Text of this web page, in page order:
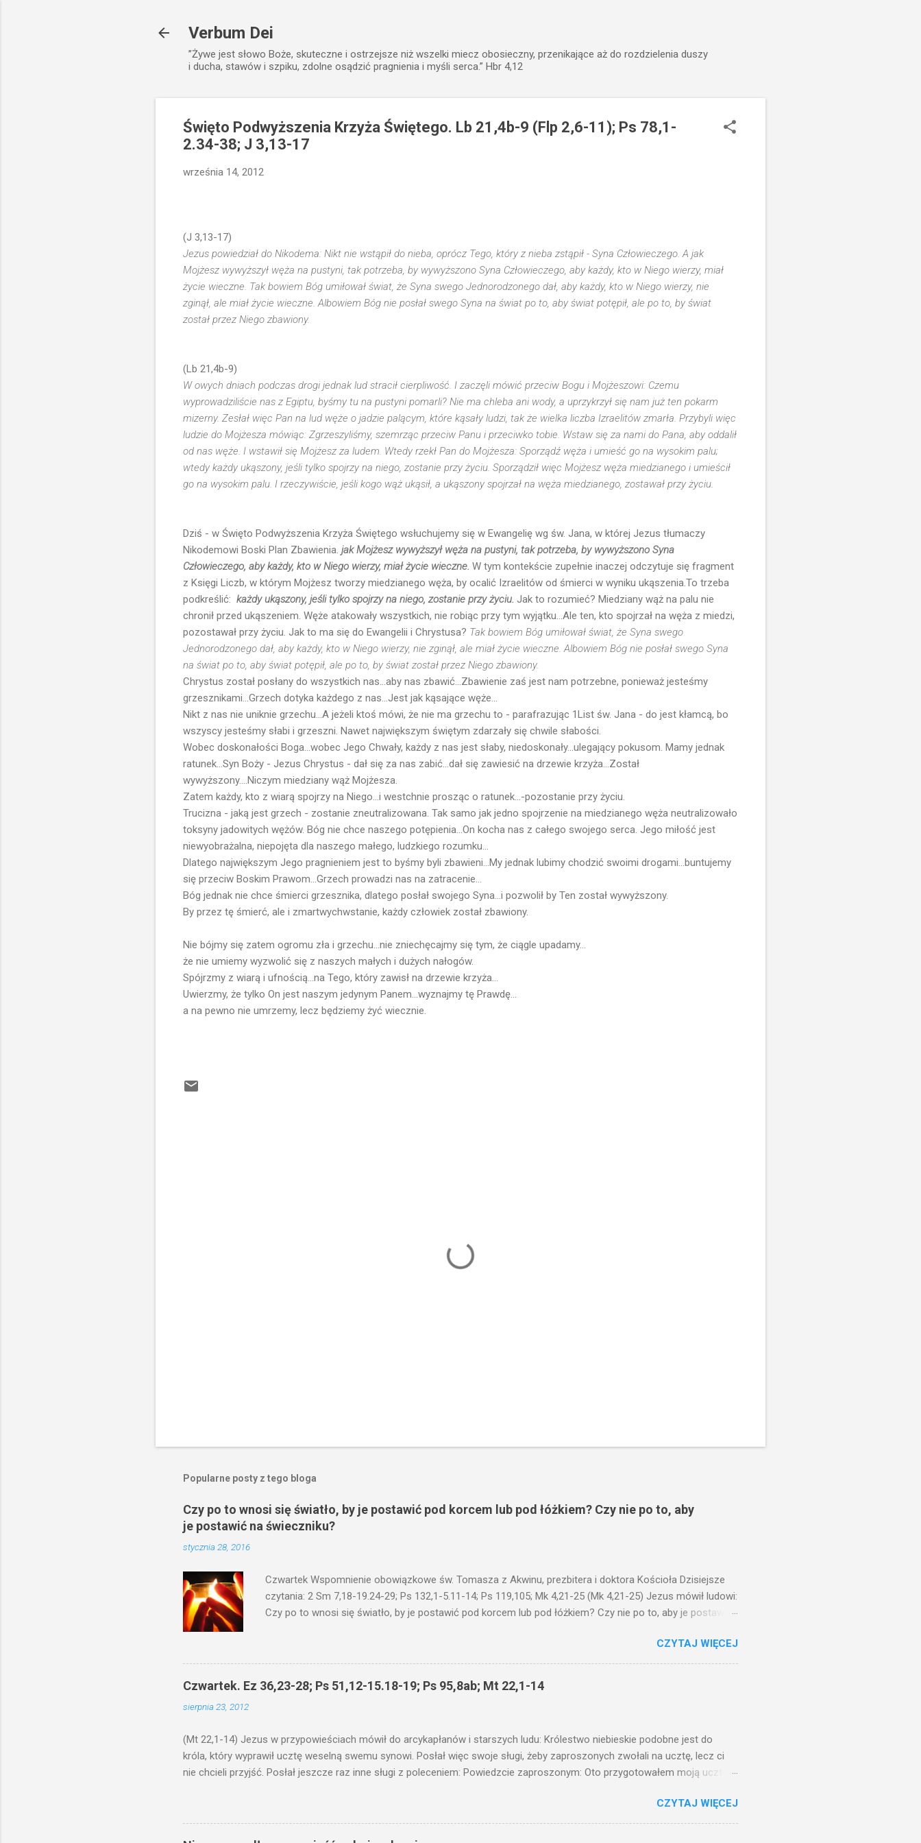
Verbum Dei
”Żywe jest słowo Boże, skuteczne i ostrzejsze niż wszelki miecz obosieczny, przenikające aż do rozdzielenia duszy
i ducha, stawów i szpiku, zdolne osądzić pragnienia i myśli serca.” Hbr 4,12
Święto Podwyższenia Krzyża Świętego. Lb 21,4b-9 (Flp 2,6-11); Ps 78,1-
2.34-38; J 3,13-17
września 14, 2012
(J 3,13-17)
Jezus powiedział do Nikodema: Nikt nie wstąpił do nieba, oprócz Tego, który z nieba zstąpił - Syna Człowieczego. A jak
Mojżesz wywyższył węża na pustyni, tak potrzeba, by wywyższono Syna Człowieczego, aby każdy, kto w Niego wierzy, miał
życie wieczne. Tak bowiem Bóg umiłował świat, że Syna swego Jednorodzonego dał, aby każdy, kto w Niego wierzy, nie
zginął, ale miał życie wieczne. Albowiem Bóg nie posłał swego Syna na świat po to, aby świat potępił, ale po to, by świat
został przez Niego zbawiony.
(Lb 21,4b-9)
W owych dniach podczas drogi jednak lud stracił cierpliwość. I zaczęli mówić przeciw Bogu i Mojżeszowi: Czemu
wyprowadziliście nas z Egiptu, byśmy tu na pustyni pomarli? Nie ma chleba ani wody, a uprzykrzył się nam już ten pokarm
mizerny. Zesłał więc Pan na lud węże o jadzie palącym, które kąsały ludzi, tak że wielka liczba Izraelitów zmarła. Przybyli więc
ludzie do Mojżesza mówiąc: Zgrzeszyliśmy, szemrząc przeciw Panu i przeciwko tobie. Wstaw się za nami do Pana, aby oddalił
od nas węże. I wstawił się Mojżesz za ludem. Wtedy rzekł Pan do Mojżesza: Sporządź węża i umieść go na wysokim palu;
wtedy każdy ukąszony, jeśli tylko spojrzy na niego, zostanie przy życiu. Sporządził więc Mojżesz węża miedzianego i umieścił
go na wysokim palu. I rzeczywiście, jeśli kogo wąż ukąsił, a ukąszony spojrzał na węża miedzianego, zostawał przy życiu.
Dziś - w Święto Podwyższenia Krzyża Świętego wsłuchujemy się w Ewangelię wg św. Jana, w której Jezus tłumaczy
Nikodemowi Boski Plan Zbawienia. jak Mojżesz wywyższył węża na pustyni, tak potrzeba, by wywyższono Syna
Człowieczego, aby każdy, kto w Niego wierzy, miał życie wieczne. W tym kontekście zupełnie inaczej odczytuje się fragment
z Księgi Liczb, w którym Mojżesz tworzy miedzianego węża, by ocalić Izraelitów od śmierci w wyniku ukąszenia.To trzeba
podkreślić: każdy ukąszony, jeśli tylko spojrzy na niego, zostanie przy życiu. Jak to rozumieć? Miedziany wąż na palu nie
chronił przed ukąszeniem. Węże atakowały wszystkich, nie robiąc przy tym wyjątku...Ale ten, kto spojrzał na węża z miedzi,
pozostawał przy życiu. Jak to ma się do Ewangelii i Chrystusa? Tak bowiem Bóg umiłował świat, że Syna swego
Jednorodzonego dał, aby każdy, kto w Niego wierzy, nie zginął, ale miał życie wieczne. Albowiem Bóg nie posłał swego Syna
na świat po to, aby świat potępił, ale po to, by świat został przez Niego zbawiony.
Chrystus został posłany do wszystkich nas...aby nas zbawić...Zbawienie zaś jest nam potrzebne, ponieważ jesteśmy
grzesznikami...Grzech dotyka każdego z nas...Jest jak kąsające węże...
Nikt z nas nie uniknie grzechu...A jeżeli ktoś mówi, że nie ma grzechu to - parafrazując 1List św. Jana - do jest kłamcą, bo
wszyscy jesteśmy słabi i grzeszni. Nawet największym świętym zdarzały się chwile słabości.
Wobec doskonałości Boga...wobec Jego Chwały, każdy z nas jest słaby, niedoskonały...ulegający pokusom. Mamy jednak
ratunek...Syn Boży - Jezus Chrystus - dał się za nas zabić...dał się zawiesić na drzewie krzyża...Został
wywyższony....Niczym miedziany wąż Mojżesza.
Zatem każdy, kto z wiarą spojrzy na Niego...i westchnie prosząc o ratunek...-pozostanie przy życiu.
Trucizna - jaką jest grzech - zostanie zneutralizowana. Tak samo jak jedno spojrzenie na miedzianego węża neutralizowało
toksyny jadowitych wężów. Bóg nie chce naszego potępienia...On kocha nas z całego swojego serca. Jego miłość jest
niewyobrażalna, niepojęta dla naszego małego, ludzkiego rozumku...
Dlatego największym Jego pragnieniem jest to byśmy byli zbawieni...My jednak lubimy chodzić swoimi drogami...buntujemy
się przeciw Boskim Prawom...Grzech prowadzi nas na zatracenie...
Bóg jednak nie chce śmierci grzesznika, dlatego posłał swojego Syna...i pozwolił by Ten został wywyższony.
By przez tę śmierć, ale i zmartwychwstanie, każdy człowiek został zbawiony.
Nie bójmy się zatem ogromu zła i grzechu...nie zniechęcajmy się tym, że ciągle upadamy...
że nie umiemy wyzwolić się z naszych małych i dużych nałogów.
Spójrzmy z wiarą i ufnością...na Tego, który zawisł na drzewie krzyża...
Uwierzmy, że tylko On jest naszym jedynym Panem...wyznajmy tę Prawdę...
a na pewno nie umrzemy, lecz będziemy żyć wiecznie.
Popularne posty z tego bloga
Czy po to wnosi się światło, by je postawić pod korcem lub pod łóżkiem? Czy nie po to, aby
je postawić na świeczniku?
stycznia 28, 2016
Czwartek Wspomnienie obowiązkowe św. Tomasza z Akwinu, prezbitera i doktora Kościoła Dzisiejsze
czytania: 2 Sm 7,18-19.24-29; Ps 132,1-5.11-14; Ps 119,105; Mk 4,21-25 (Mk 4,21-25) Jezus mówił ludowi:
Czy po to wnosi się światło, by je postawić pod korcem lub pod łóżkiem? Czy nie po to, aby je postawić
niechaj słucha. I mówił im: Uważajcie na to, czego słuchacie. Taką samą miarą, jaką wy mierzycie,
odmierzą wam i jeszcze wam dołożą. Bo kto ma, temu będzie dane; a kto nie ma, pozbawią go i tego, co
ma. W dzisiejszym fragmencie z Ewangelii Jezus kontynuuje przypowieści.... Czy po to wnosi się światło,
by je postawić pod korcem lub pod łóżkiem? Czy nie po to, aby je postawić na świeczniku? Nie ma
CZYTAJ WIĘCEJ
Czwartek. Ez 36,23-28; Ps 51,12-15.18-19; Ps 95,8ab; Mt 22,1-14
sierpnia 23, 2012
(Mt 22,1-14) Jezus w przypowieściach mówił do arcykapłanów i starszych ludu: Królestwo niebieskie podobne jest do
króla, który wyprawił ucztę weselną swemu synowi. Posłał więc swoje sługi, żeby zaproszonych zwołali na ucztę, lecz ci
nie chcieli przyjść. Posłał jeszcze raz inne sługi z poleceniem: Powiedzcie zaproszonym: Oto przygotowałem moją ucztę:
swoje pole, drugi do swego kupiectwa, a inni pochwycili jego sługi i znieważywszy [ich], pozabijali. Na to król uniósł się
gniewem. Posłał swe wojska i kazał wytracić owych zabójców, a miasto ich spalić. Wtedy rzekł swoim sługom: Uczta
wprawdzie jest gotowa, lecz zaproszeni nie byli jej godni. Idźcie więc na rozstajne drogi i zaproście na ucztę wszystkich,
CZYTAJ WIĘCEJ